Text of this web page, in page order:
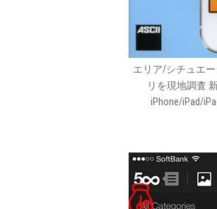
エリア/シチュエ
リを現地調査
iPhone/iPad/